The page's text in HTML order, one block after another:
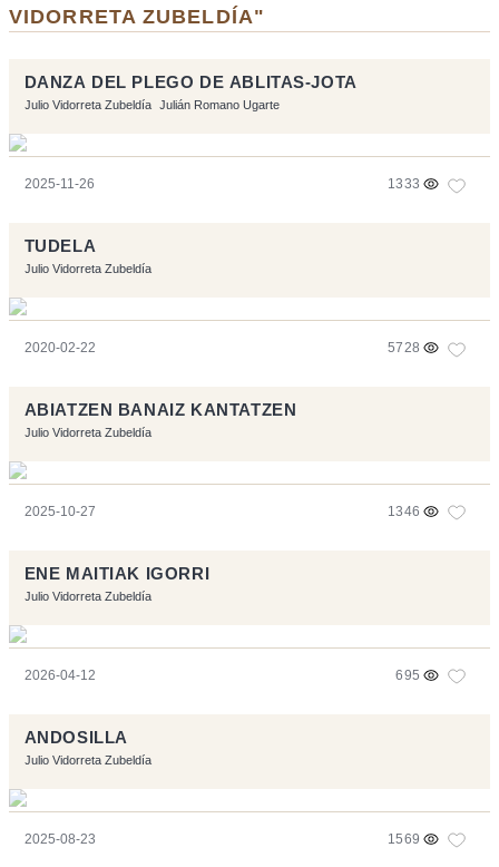
VIDORRETA ZUBELDÍA"
DANZA DEL PLEGO DE ABLITAS-JOTA
Julio Vidorreta Zubeldía Julián Romano Ugarte
2025-11-26 1333
TUDELA
Julio Vidorreta Zubeldía
2020-02-22 5728
ABIATZEN BANAIZ KANTATZEN
Julio Vidorreta Zubeldía
2025-10-27 1346
ENE MAITIAK IGORRI
Julio Vidorreta Zubeldía
2026-04-12 695
ANDOSILLA
Julio Vidorreta Zubeldía
2025-08-23 1569